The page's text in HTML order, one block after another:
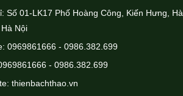
Số 01-LK17 Phố Hoàng Công, Kiến Hưng, Hà
Nội
0969861666 - 0986.382.699
- 0986.382.699
thienbachthao.vn